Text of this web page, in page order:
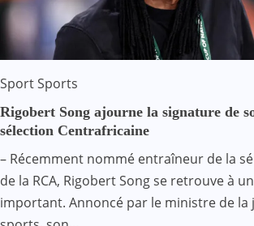
SportSports
Rigobert Song ajourne la signature de
sélection Centrafricaine
– Récemment nommé entraîneur de la
de la RCA, Rigobert Song se retrouve à
important. Annoncé par le ministre de la